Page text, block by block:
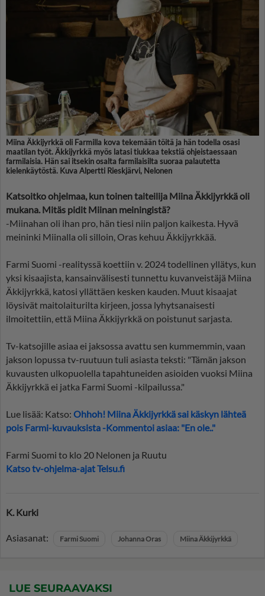
Miina Äkkijyrkkä oli Farmilla kova tekemään töitä ja hän todella osasi
maatilan työt. Äkkijyrkkä myös latasi tiukkaa tekstiä ohjeistaessaan
farmilaisia. Hän sai itsekin osalta farmilaisilta suoraa palautetta
kielenkäytöstä. Kuva Alpertti Rieskjärvi, Nelonen
Katsoitko ohjelmaa, kun toinen taiteilija Miina Äkkijyrkkä oli
mukana. Mitäs pidit Miinan meiningistä?
-Miinahan oli ihan pro, hän tiesi niin paljon kaikesta. Hyvä
meininki Miinalla oli silloin, Oras kehuu Äkkijyrkkää.
Farmi Suomi -realityssä koettiin v. 2024 todellinen yllätys, kun
yksi kisaajista, kansainvälisesti tunnettu kuvanveistäjä Miina
Äkkijyrkkä, katosi yllättäen kesken kauden. Muut kisaajat
löysivät maitolaiturilta kirjeen, jossa lyhytsanaisesti
ilmoitettiin, että Miina Äkkijyrkkä on poistunut sarjasta.
Tv-katsojille asiaa ei jaksossa avattu sen kummemmin, vaan
jakson lopussa tv-ruutuun tuli asiasta teksti: "Tämän jakson
kuvausten ulkopuolella tapahtuneiden asioiden vuoksi Miina
Äkkijyrkkä ei jatka Farmi Suomi -kilpailussa."
Lue lisää: Katso: Ohhoh! Miina Äkkijyrkkä sai käskyn lähteä
pois Farmi-kuvauksista -Kommentoi asiaa: "En ole.."
Farmi Suomi to klo 20 Nelonen ja Ruutu
Katso tv-ohjelma-ajat Telsu.fi
K. Kurki
Asiasanat: Farmi Suomi Johanna Oras Miina Äkkijyrkkä
LUE SEURAAVAKSI